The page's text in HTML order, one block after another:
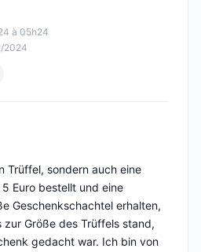
à 05h24
2024
Trüffel, sondern auch eine
Euro bestellt und eine
Geschenkschachtel erhalten,
zur Größe des Trüffels stand,
gedacht war. Ich bin von